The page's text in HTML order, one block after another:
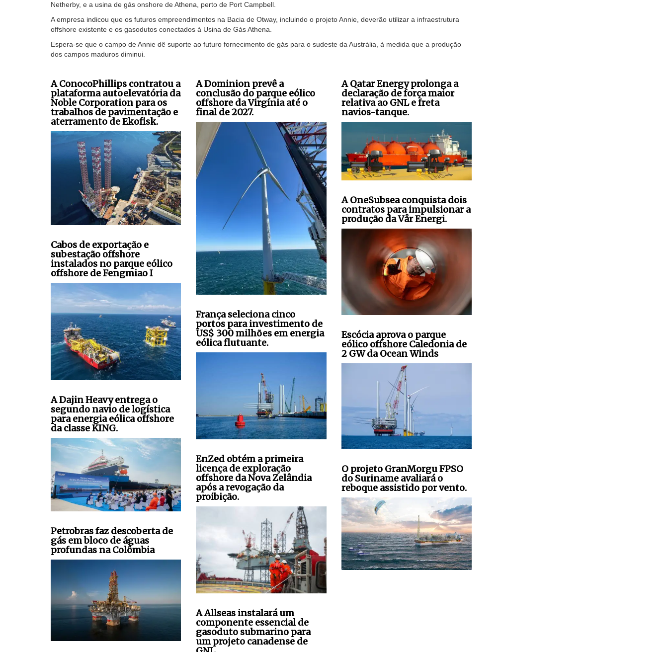
Netherby, e a usina de gás onshore de Athena, perto de Port Campbell.
A empresa indicou que os futuros empreendimentos na Bacia de Otway, incluindo o projeto Annie, deverão utilizar a infraestrutura
offshore existente e os gasodutos conectados à Usina de Gás Athena.
Espera-se que o campo de Annie dê suporte ao futuro fornecimento de gás para o sudeste da Austrália, à medida que a produção
dos campos maduros diminui.
A ConocoPhillips contratou a
plataforma autoelevatória da
Noble Corporation para os
trabalhos de pavimentação e
aterramento de Ekofisk.
Cabos de exportação e
subestação offshore
instalados no parque eólico
offshore de Fengmiao I
A Dajin Heavy entrega o
segundo navio de logística
para energia eólica offshore
da classe KING.
Petrobras faz descoberta de
gás em bloco de águas
profundas na Colômbia
A Dominion prevê a
conclusão do parque eólico
offshore da Virgínia até o
final de 2027.
França seleciona cinco
portos para investimento de
US$ 300 milhões em energia
eólica flutuante.
EnZed obtém a primeira
licença de exploração
offshore da Nova Zelândia
após a revogação da
proibição.
A Allseas instalará um
componente essencial de
gasoduto submarino para
um projeto canadense de
A Qatar Energy prolonga a
declaração de força maior
relativa ao GNL e freta
navios-tanque.
A OneSubsea conquista dois
contratos para impulsionar a
produção da Vår Energi.
Escócia aprova o parque
eólico offshore Caledonia de
2 GW da Ocean Winds
O projeto GranMorgu FPSO
do Suriname avaliará o
reboque assistido por vento.